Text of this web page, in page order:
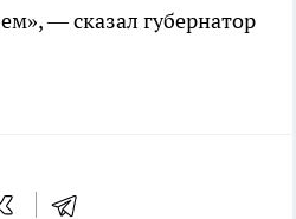
— сказал губернатор